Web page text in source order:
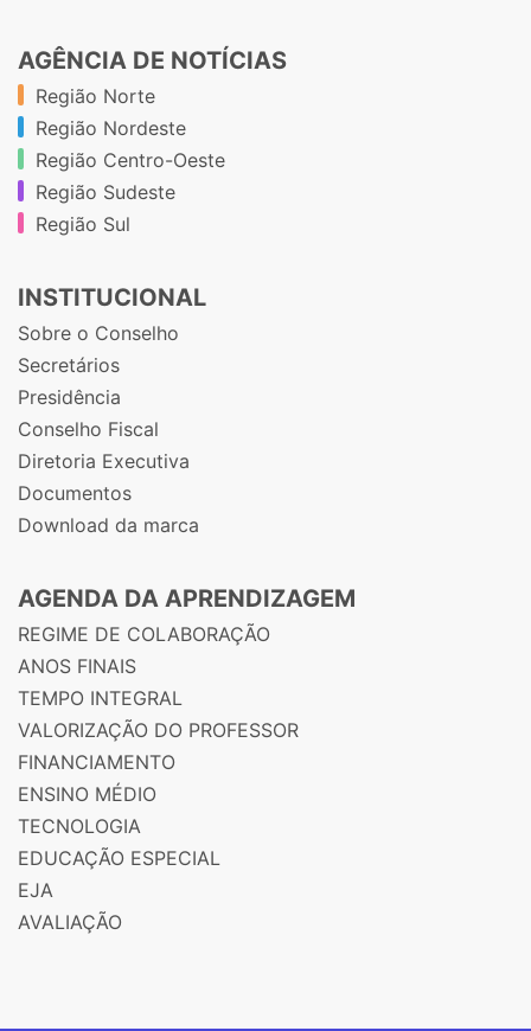
AGÊNCIA DE NOTÍCIAS
Região Norte
Região Nordeste
Região Centro-Oeste
Região Sudeste
Região Sul
INSTITUCIONAL
Sobre o Conselho
Secretários
Presidência
Conselho Fiscal
Diretoria Executiva
Documentos
Download da marca
AGENDA DA APRENDIZAGEM
REGIME DE COLABORAÇÃO
ANOS FINAIS
TEMPO INTEGRAL
VALORIZAÇÃO DO PROFESSOR
FINANCIAMENTO
ENSINO MÉDIO
TECNOLOGIA
EDUCAÇÃO ESPECIAL
EJA
AVALIAÇÃO